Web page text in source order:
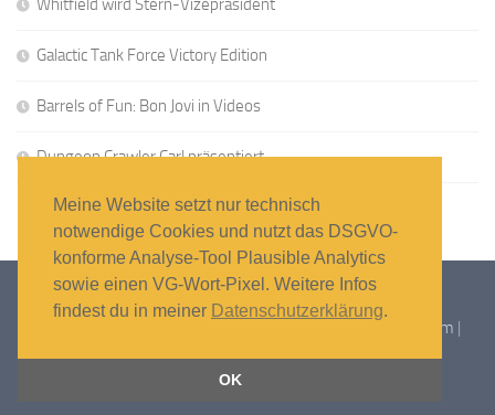
Whitfield wird Stern-Vizepräsident
Galactic Tank Force Victory Edition
Barrels of Fun: Bon Jovi in Videos
Dungeon Crawler Carl präsentiert
Impressum
Meine Website setzt nur technisch
notwendige Cookies und nutzt das DSGVO-
konforme Analyse-Tool Plausible Analytics
sowie einen VG-Wort-Pixel. Weitere Infos
findest du in meiner Datenschutzerklärung.
OK